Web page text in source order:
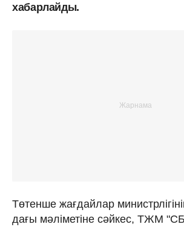
хабарлайды.
Төтенше жағдайлар
дағы мәліметіне сәйкес, ТЖМ